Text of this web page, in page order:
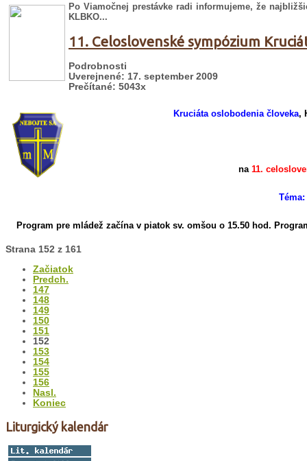
Po Viamočnej prestávke radi informujeme, že
KLBKO...
11. Celoslovenské sympózium
Podrobnosti
Uverejnené: 17. september 2009
Prečítané: 5043x
Kruciáta oslobodenia človeka,
na 11.
Program pre mládež začína v piatok sv. omšou o 15.50 hod.
Strana 152 z 161
Začiatok
Predch.
147
148
149
150
151
152
153
154
155
156
Nasl.
Koniec
Liturgický kalendár